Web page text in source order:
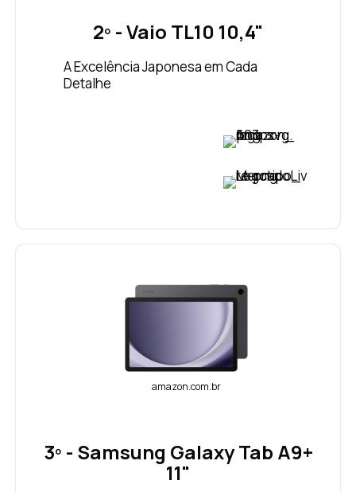
2º - Vaio TL10 10,4"
A Excelência Japonesa em Cada
Detalhe
amazon.com.br
3º - Samsung Galaxy Tab A9+
11"